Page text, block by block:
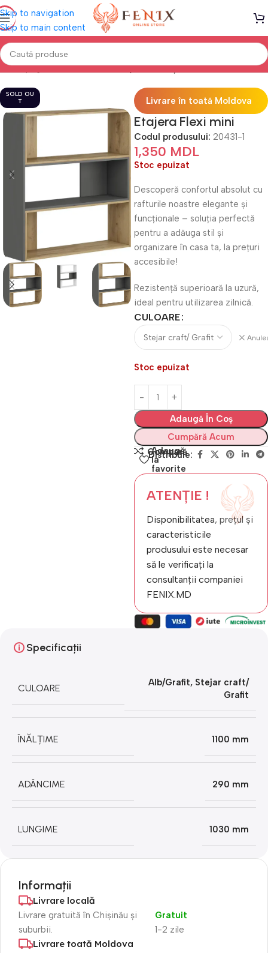
Skip to navigation
Skip to main content
Prima pagină Mobilă LIVING Etajere & Polițe
SOLD OU
T
Livrare în toată Moldova
Etajera Flexi mini
Codul produsului: 20431-1
1,350 MDL
Stoc epuizat
Descoperă confortul absolut cu
rafturile noastre elegante și
funcționale – soluția perfectă
pentru a adăuga stil și
organizare în casa ta, la prețuri
accesibile!
Rezistență superioară la uzură,
ideal pentru utilizarea zilnică.
CULOARE
Stoc epuizat
Adaugă În Coș
Cumpără Acum
Compară
Adaugă
la
favorite
Distribuie:
ATENȚIE !
Disponibilitatea, prețul și
caracteristicile
produsului este necesar
să le verificați la
consultanții companiei
FENIX.MD
Specificații
CULOARE
Alb/Grafit, Stejar craft/
Grafit
ÎNĂLȚIME 1100 mm
ADÂNCIME 290 mm
LUNGIME 1030 mm
Informații
Livrare locală
Livrare gratuită în Chișinău și
suburbii.
1-2 zile
Gratuit
Livrare toată Moldova